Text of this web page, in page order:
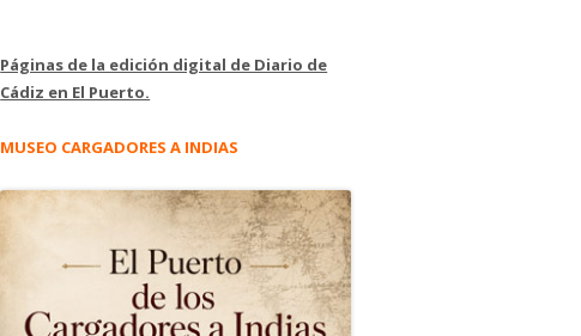
Páginas de la edición digital de Diario de
Cádiz en El Puerto.
MUSEO CARGADORES A INDIAS